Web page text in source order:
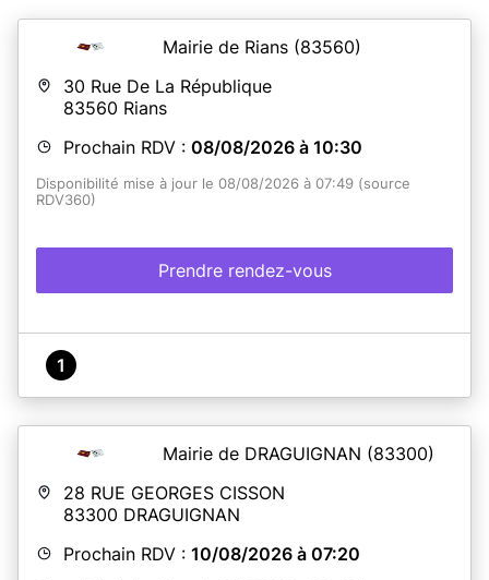
Mairie de Rians (83560)
30 Rue De La République
83560 Rians
Prochain RDV : 08/08/2026 à 10:30
Disponibilité mise à jour le 08/08/2026 à 07:49 (source
RDV360)
Prendre rendez-vous
1
Mairie de DRAGUIGNAN (83300)
28 RUE GEORGES CISSON
83300 DRAGUIGNAN
Prochain RDV : 10/08/2026 à 07:20